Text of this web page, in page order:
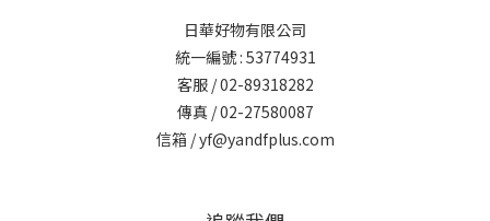
日華好物有限公司
統一編號 : 53774931
客服 / 02-89318282
傳真 / 02-27580087
信箱 / yf@yandfplus.com